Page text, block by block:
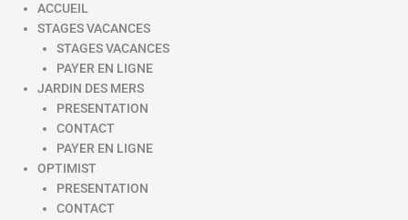
ACCUEIL
STAGES VACANCES
STAGES VACANCES
PAYER EN LIGNE
JARDIN DES MERS
PRESENTATION
CONTACT
PAYER EN LIGNE
OPTIMIST
PRESENTATION
CONTACT